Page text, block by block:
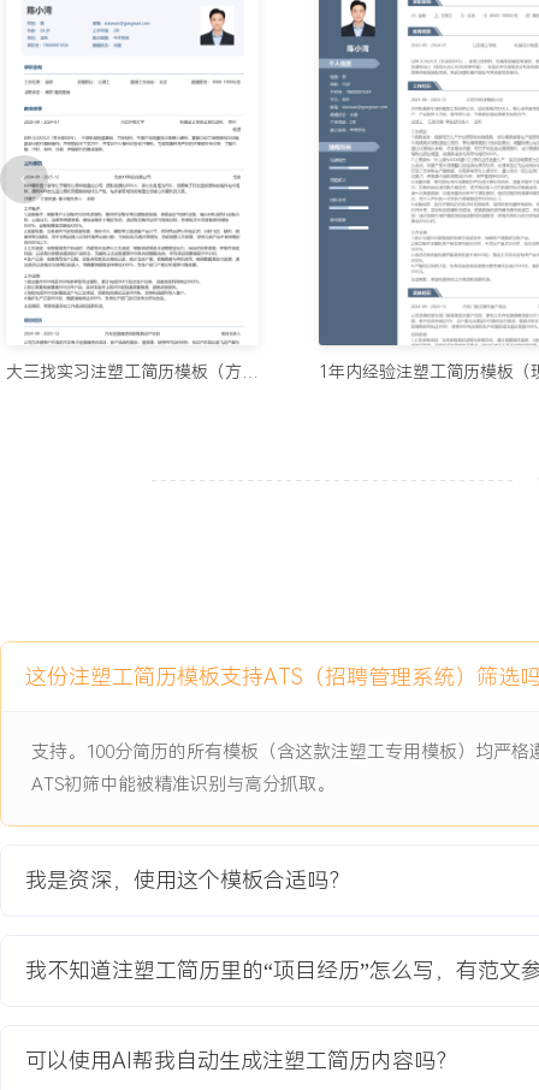
利用率提升至XXX%。
6.生产现场管理：维护机台周边6S，管理原料烘料、水口料回收及
作规程执行，排查安全隐患，所在班组连续XXX个月无安全事故。
7.新人培训指导：根据作业指导书与安全规范，向新员工演示上下模
查等标准操作；跟踪其操作熟练度并进行考核，累计带教合格注塑工
工作业绩：
1.独立操作XXX吨至XXX吨多种型号注塑机，年均完成生产任务XXX
XXX%。
2.主导或参与XXX套新模具的试模与工艺定型工作，平均调试周期缩
3.通过工艺优化与过程控制，负责机台的产品报废率从XXX%降至
约XXX元。
公司承接某品牌汽车新型仪表板装饰条的订单，该部件为高光免喷
项目职责：
围。
2.模具与温控优化：协调模具工程师修正局部排气槽深度；提议并跟
3.生产稳定性验证：设计并执行小批量连续生产验证方案，监控XXX
性与外观一致性；制定关键工艺参数的控制界限和点检表。
培训与实操考核，确保量产条件稳定移植。
这份注塑工简历模板支持ATS（招聘管理系统）筛选
支持。100分简历的所有模板（含这款注塑工专用模板）均严
ATS初筛中能被精准识别与高分抓取。
我是资深，使用这个模板合适吗？
我不知道注塑工简历里的“项目经历”怎么写，有范文
可以使用AI帮我自动生成注塑工简历内容吗？